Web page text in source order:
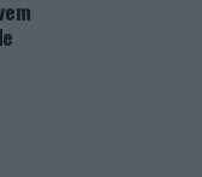
de Barcelos
importante
pessoais,
que este diploma
e novos